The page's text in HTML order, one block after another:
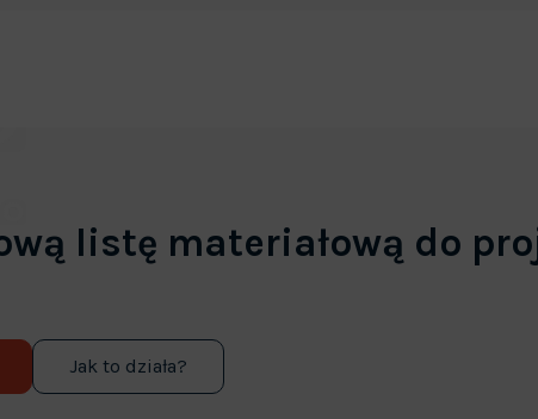
listę materiałową do
Jak to działa?